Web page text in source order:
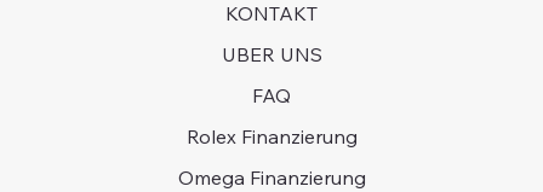
KONTAKT
UBER UNS
FAQ
Rolex Finanzierung
Omega Finanzierung